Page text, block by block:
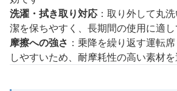
洗濯・拭き取り対応 ：取り外して丸
潔を保ちやすく、長期間の使用に適
摩擦への強さ ：乗降を繰り返す運転
しやすいため、耐摩耗性の高い素材